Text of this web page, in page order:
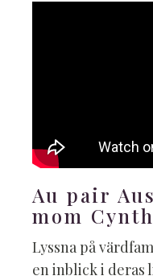
Au pair
mom
Lyssna på
en inblick i deras